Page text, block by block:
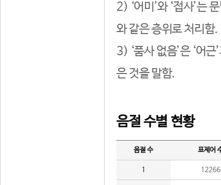
2) ‘어미’와 ‘접사’는
와 같은 층위로 처리함.
3) ‘품사 없음’은 ‘어
은 것을 말함.
음절 수별 현황
음절 수 표제어
1 12266